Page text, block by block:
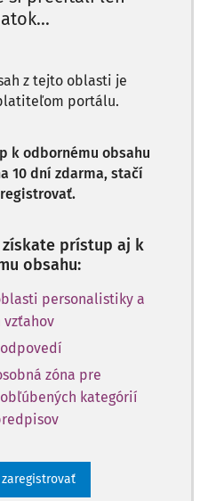
z tejto oblasti je
portálu.
k odbornému obsahu
10 dní zdarma, stačí
prístup aj k
obsahu:
personalistiky a
vzťahov
zóna pre
kategórií